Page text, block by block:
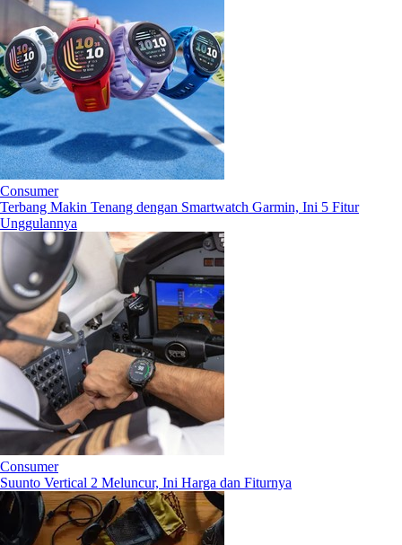
Consumer
Terbang Makin Tenang dengan Smartwatch Garmin, Ini 5 Fitur
Unggulannya
Consumer
Suunto Vertical 2 Meluncur, Ini Harga dan Fiturnya